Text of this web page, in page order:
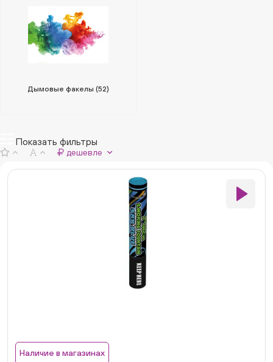
Дымовые факелы (52)
Показать фильтры
дешевле
Наличие в магазинах